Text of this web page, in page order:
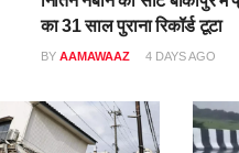
का 31 साल पुराना रिकॉर्ड टूटा
BY AAMAWAAZ 4 DAYS AGO